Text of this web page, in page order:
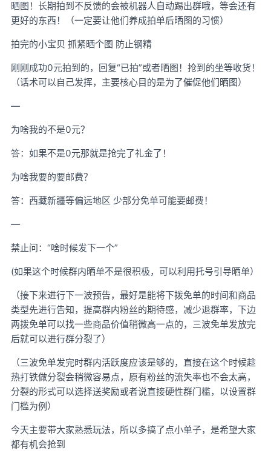
晒图！长期拍到不反馈的会被机器人自动踢出群哦，等会还有
更好的东西！（一定要让他们养成拍单后晒图的习惯）
拍完的小宝贝 抓紧晒个图 防止钢精
刚刚成功0元拍到的，回复“已拍”或者晒图！抢到的坐等收货！
（话术可以自己发挥，主要核心目的是为了催促他们晒图）
—
为啥我的不是0元？
答：如果不是0元那就是抢完了礼金了！
为啥我要的要邮费？
答：西藏新疆等偏远地区 少部分免单可能要邮费！
—
禁止问：“啥时候发下一个”
(如果这个时候群内晒单不是很积极，可以利用托号引导晒单）
（接下来进行下一波预告，最好是能将下拨免单的时间和商品
类型先进行告知，提高群内粉丝的期待感，减少退群率，下边
两拨免单可以找一些商品价值稍微高一点的，三波免单发放完
后就可以进行群分裂了）
（三波免单发完时群内活跃度应该是够的，直接在这个时候趁
热打铁做分裂会稍微容易点，原有粉丝的流失率也不会太高，
分裂的形式可以选择送奖励或者说直接硬性群门槛，以设置群
门槛为例）
今天主要带大家熟悉玩法，所以多搞了点小单子，是希望大家
都有机会抢到